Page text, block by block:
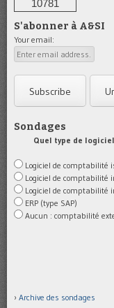
10781
S'abonner à A&SI
Your email:
Sondages
Quel type de
Logiciel de comptabilité
Logiciel de comptabilité
Logiciel de comptabilité
ERP (type SAP)
Aucun : comptabilité
Archive des sondages